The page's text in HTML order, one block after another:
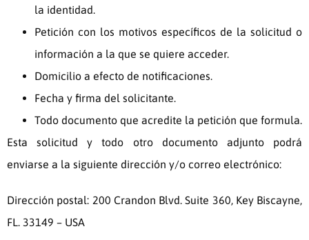
la identidad.
Petición con los motivos específicos de la solicitud o
información a la que se quiere acceder.
Domicilio a efecto de notificaciones.
Fecha y firma del solicitante.
Todo documento que acredite la petición que formula.
Esta solicitud y todo otro documento adjunto podrá
enviarse a la siguiente dirección y/o correo electrónico:
Dirección postal: 200 Crandon Blvd. Suite 360, Key Biscayne,
FL. 33149 – USA